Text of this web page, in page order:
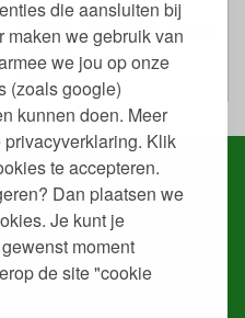
die aansluiten bij
maken we gebruik van
we jou op onze
(zoals google)
kunnen doen. Meer
Klik
te accepteren.
Dan plaatsen we
Je kunt je
moment
de site "cookie
facturenofretourneer